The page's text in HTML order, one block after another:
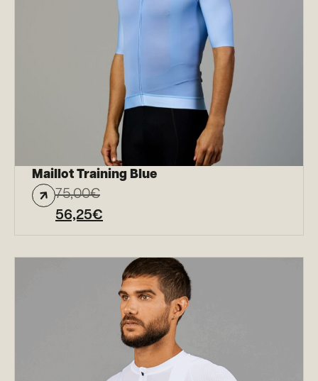
Maillot Training Blue
75,00€
56,25€